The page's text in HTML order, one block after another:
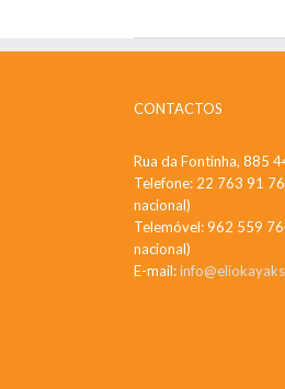
CONTACTOS
Rua da Fontinha, 885
Telefone: 22 763 91
nacional)
Telemóvel: 962 559
nacional)
E-mail: